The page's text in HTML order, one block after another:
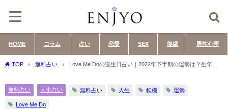
HOME コラム 占い 恋愛 SEX 復縁 男性心理
TOP 無料占い
Love Me Doの誕生日占い｜2022年下半期の運勢は？生年月
無料占い 人生占い 無料占い 人生 転機 運勢
Love Me Do